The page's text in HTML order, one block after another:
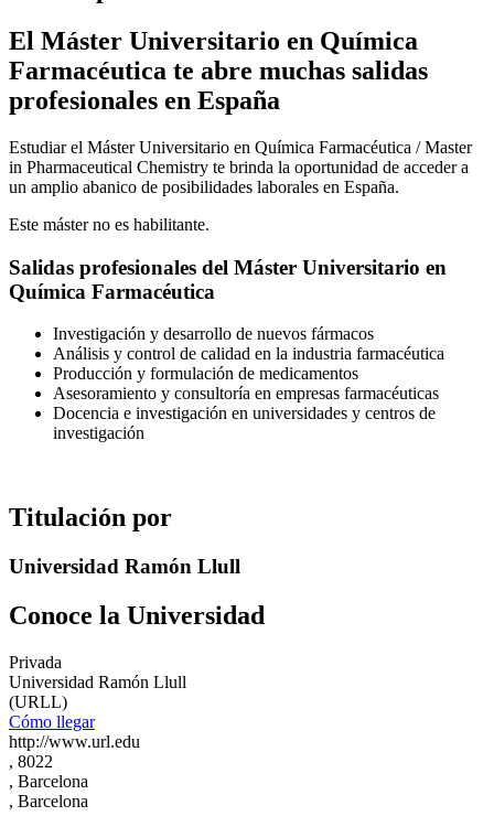
El Máster Universitario en Química
Farmacéutica te abre muchas salidas
profesionales en España
Estudiar el Máster Universitario en Química Farmacéutica / Master
in Pharmaceutical Chemistry te brinda la oportunidad de acceder a
un amplio abanico de posibilidades laborales en España.
Este máster no es habilitante.
Salidas profesionales del Máster Universitario en
Química Farmacéutica
Investigación y desarrollo de nuevos fármacos
Análisis y control de calidad en la industria farmacéutica
Producción y formulación de medicamentos
Asesoramiento y consultoría en empresas farmacéuticas
Docencia e investigación en universidades y centros de
investigación
Titulación por
Universidad Ramón Llull
Conoce la Universidad
Privada
Universidad Ramón Llull
(URLL)
Cómo llegar
http://www.url.edu
, 8022
, Barcelona
, Barcelona